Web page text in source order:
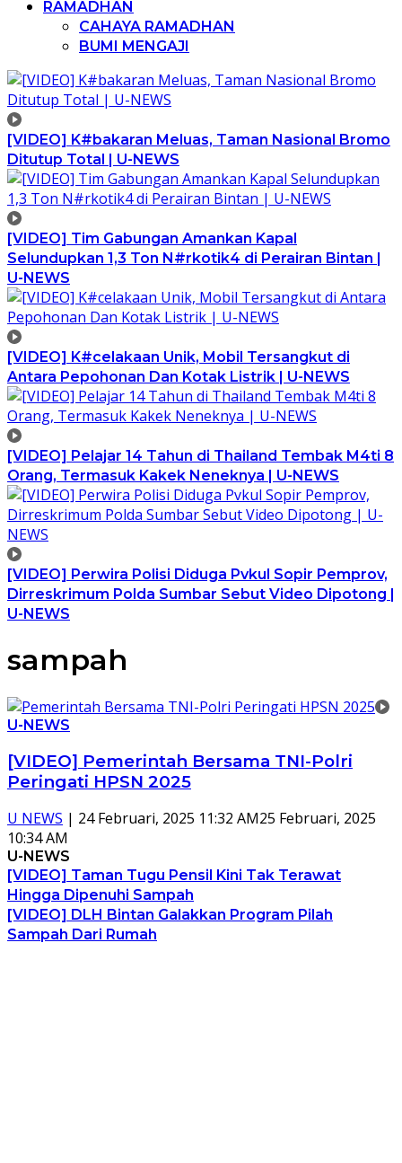
RAMADHAN
CAHAYA RAMADHAN
BUMI MENGAJI
[VIDEO] K#bakaran Meluas, Taman Nasional Bromo
Ditutup Total | U-NEWS
[VIDEO] Tim Gabungan Amankan Kapal
Selundupkan 1,3 Ton N#rkotik4 di Perairan Bintan |
U-NEWS
[VIDEO] K#celakaan Unik, Mobil Tersangkut di
Antara Pepohonan Dan Kotak Listrik | U-NEWS
[VIDEO] Pelajar 14 Tahun di Thailand Tembak M4ti 8
Orang, Termasuk Kakek Neneknya | U-NEWS
[VIDEO] Perwira Polisi Diduga Pvkul Sopir Pemprov,
Dirreskrimum Polda Sumbar Sebut Video Dipotong |
U-NEWS
sampah
U-NEWS
[VIDEO] Pemerintah Bersama TNI-Polri
Peringati HPSN 2025
U NEWS | 24 Februari, 2025 11:32 AM25 Februari, 2025
10:34 AM
U-NEWS
[VIDEO] Taman Tugu Pensil Kini Tak Terawat
Hingga Dipenuhi Sampah
[VIDEO] DLH Bintan Galakkan Program Pilah
Sampah Dari Rumah